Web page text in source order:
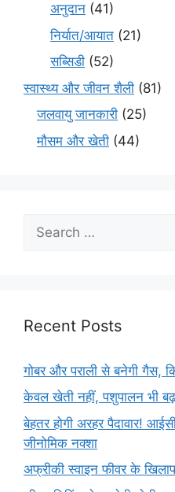
अनुदान (41)
निर्यात/आयात (21)
सब्सिडी (52)
स्वास्थ्य और जीवन शैली (81)
जलवायु जानकारी (25)
मौसम और खेती (44)
Recent Posts
गोबर और पराली से बनेगी गैस,
केवल खेती नहीं, पशुपालन भी
बेहतर होगी अरहर पैदावार!
जीनोमिक नक्शा
अफ्रीकी स्वाइन फीवर के